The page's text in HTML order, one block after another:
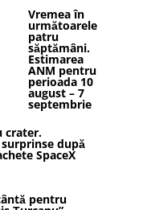
Vremea în
următoarele
patru
săptămâni.
Estimarea
ANM pentru
perioada 10
august – 7
septembrie
crater.
după
SpaceX
pentru